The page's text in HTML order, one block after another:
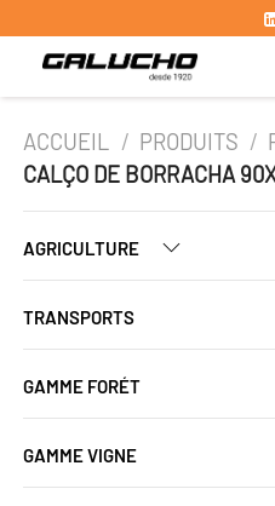
ACCUEIL / PRODUITS /
CALÇO DE BORRACHA
AGRICULTURE
TRANSPORTS
GAMME FORÉT
GAMME VIGNE